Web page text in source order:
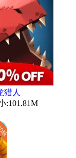
猎人
:101.81M